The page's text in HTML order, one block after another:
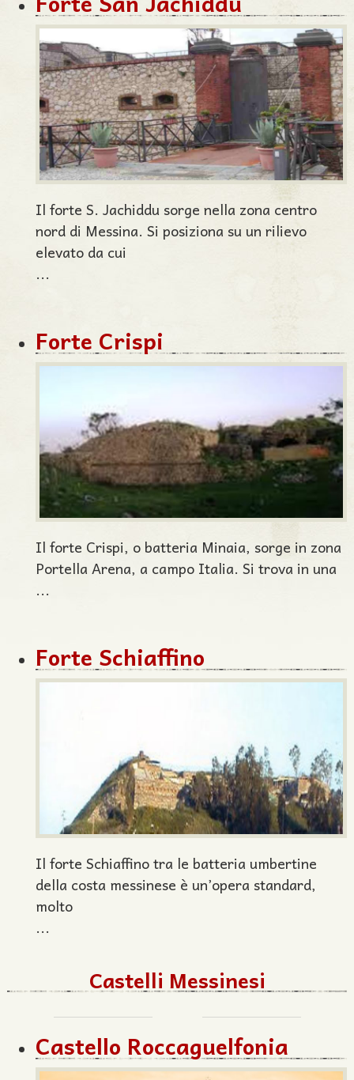
Il forte S. Jachiddu sorge nella zona centro
nord di Messina. Si posiziona su un rilievo
elevato da cui
...
Forte Crispi
Il forte Crispi, o batteria Minaia, sorge in zona
Portella Arena, a campo Italia. Si trova in una
...
Forte Schiaffino
Il forte Schiaffino tra le batteria umbertine
della costa messinese è un’opera standard,
molto
...
Castelli Messinesi
Castello Roccaguelfonia